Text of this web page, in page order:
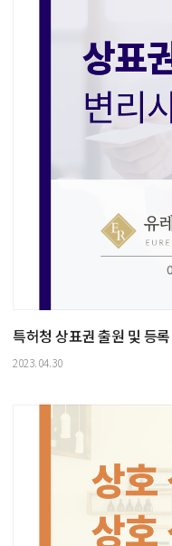
특허청 상표권 출원 및 등
2023.04.30